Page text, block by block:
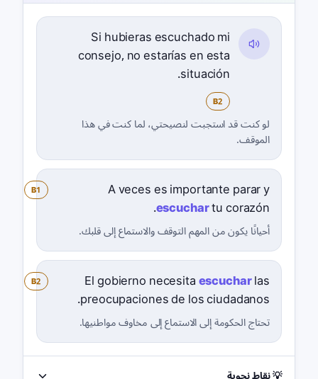
Si hubieras escuchado mi
consejo, no estarías en esta
situación.
B2
لو كنت قد استجبت لنصيحتي، لما كنت في هذا
الموقف.
A veces es importante parar y
escuchartu corazón.
B1
أحيانًا يكون من المهم التوقف والاستماع إلى قلبك.
El gobierno necesitaescucharlas
preocupaciones de los ciudadanos.
B2
تحتاج الحكومة إلى الاستماع إلى مخاوف مواطنيها.